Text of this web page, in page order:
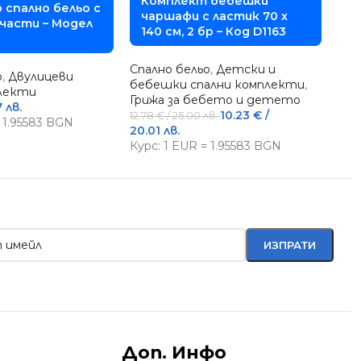
спално бельо с
– Модел
, Двулицеви
лв.
BGN
чаршафи с ластик 70 x
140 см, 2 бр – Код D1163
Спално бельо, Детски и
бебешки спални комплекти,
Грижа за бебето и детето
12.78€/ 25.00 лв.10.23 € /
20.01 лв.
Курс: 1 EUR = 1.95583 BGN
Доп. Инфо